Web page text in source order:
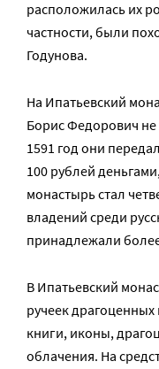
расположилась их
частности, были
Годунова.
На Ипатьевский
Борис Федорович не
1591 год они
100 рублей
монастырь стал
владений среди
принадлежали
В Ипатьевский
ручеек
книги, иконы,
облачения. На